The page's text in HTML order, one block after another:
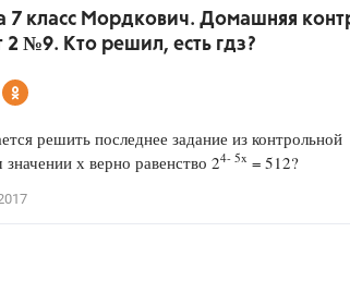
Разумовская
7 класс Мордкович. Домашняя
2 №9. Кто решил, есть гдз?
решить последнее задание из контрольной
х верно равенство 24- 5x = 512?